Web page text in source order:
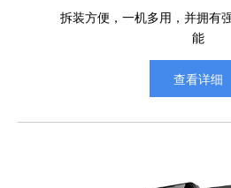
拆装方便，一机多用，并拥有
能
查看详细